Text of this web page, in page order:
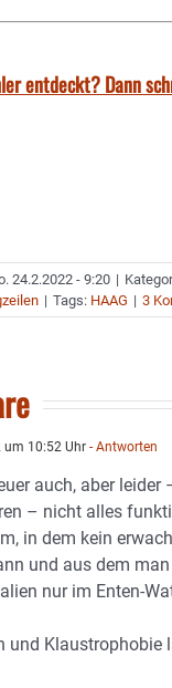
entdeckt? Dann
24.2.2022 - 9:20 |
| Tags: HAAG | 3
um 10:52 Uhr - Antworten
auch, aber leider
– nicht alles
in dem kein
und aus dem
nur im Enten-
und Klaustrophobie